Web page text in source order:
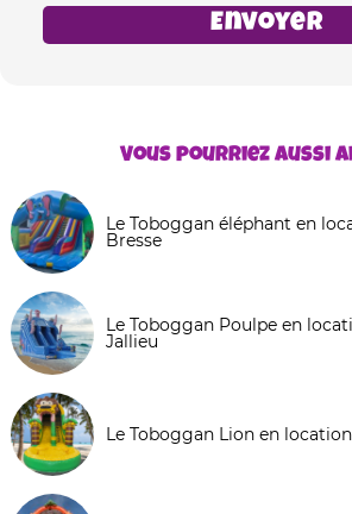
Vous pourriez aussi
Le Toboggan éléphant en
Bresse
Le Toboggan Poulpe en
Jallieu
Le Toboggan Lion en